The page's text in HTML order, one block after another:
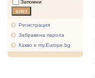
Запомни
Регистрация
Забравена парола
Какво е my.Europe.bg